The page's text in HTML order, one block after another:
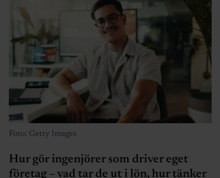
Foto: Getty Images
Hur gör ingenjörer som driver eget
företag – vad tar de ut i lön, hur tänker